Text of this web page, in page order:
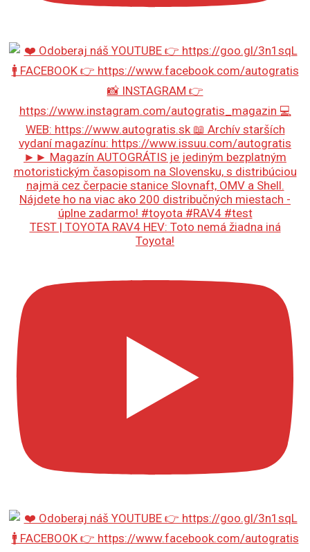
TEST | TOYOTA RAV4 HEV: Toto nemá žiadna iná
Toyota!